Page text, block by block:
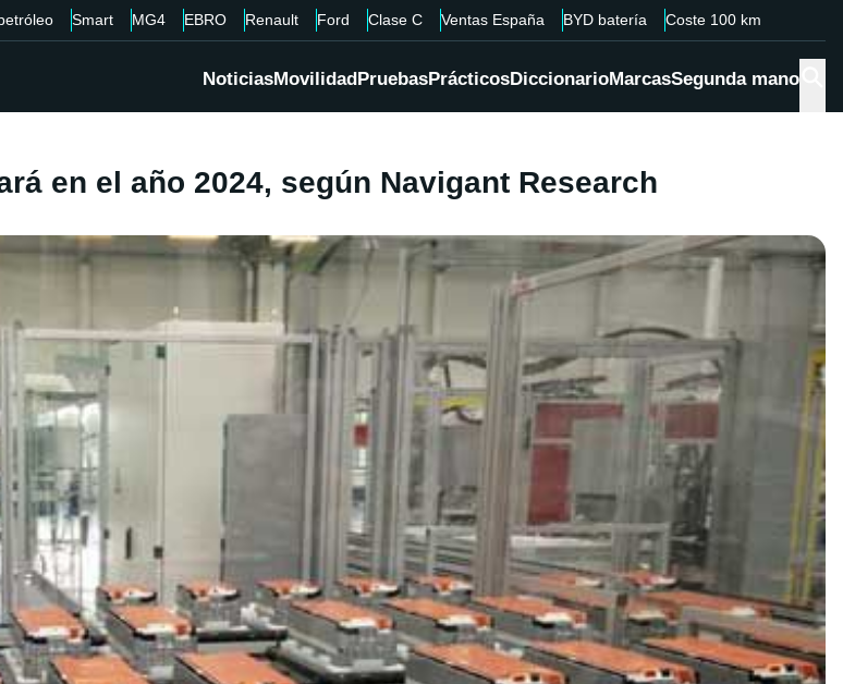
Smart MG4 EBRO Renault Ford Clase C Ventas España BYD batería Coste 100 km
NoticiasMovilidadPruebasPrácticosDiccionarioMarcasSegunda mano
en el año 2024, según Navigant Research